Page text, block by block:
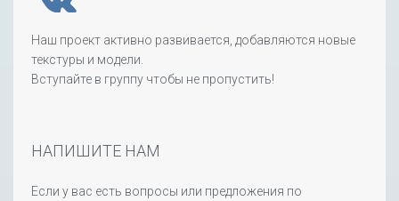
Наш проект активно развивается, добавляются новые
текстуры и модели.
Вступайте в группу чтобы не пропустить!
НАПИШИТЕ НАМ
Если у вас есть вопросы или предложения по